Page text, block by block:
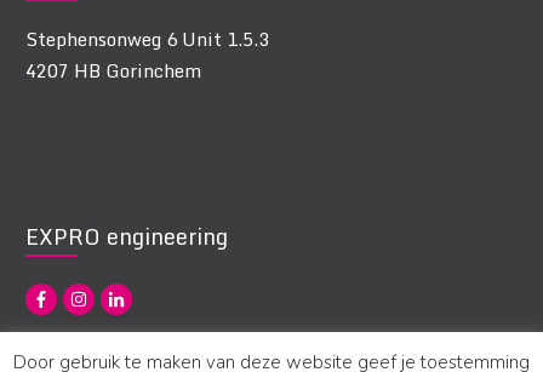
Stephensonweg 6 Unit 1.5.3
4207 HB Gorinchem
EXPRO engineering
Door gebruik te maken van deze website geef je toestemming